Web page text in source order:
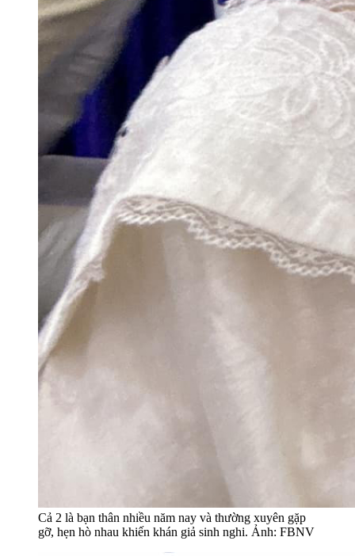
Cả 2 là bạn thân nhiều năm nay và thường xuyên gặp
gỡ, hẹn hò nhau khiến khán giả sinh nghi. Ảnh: FBNV